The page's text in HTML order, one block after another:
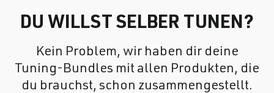
DU WILLST SELBER TUNEN?
Kein Problem, wir haben dir deine
Tuning-Bundles mit allen Produkten, die
du brauchst, schon zusammengestellt.